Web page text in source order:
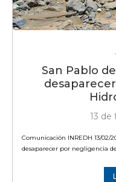
San Pablo
13 de
Comunicación INREDH 13/02/
desaparecer por negligencia